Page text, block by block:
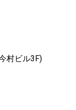
村ビル3F)